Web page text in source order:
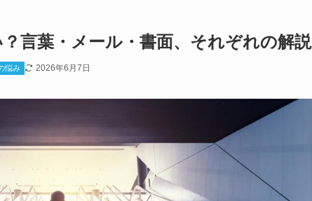
言葉・メール・書面、それぞれの解説
悩み 2026年6月7日